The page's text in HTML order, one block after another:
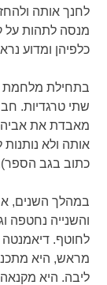
לחנך אותה
מנסה לתהות על
כלפיהן ומדוע
שתי טרגדיות.
מאבדת את אביה
אותה ולא נותנות
כתוב בגב
במהלך השנים,
והשנייה נחטפה
לחוטף. דיאמנטה
מראש, היא
ליבה. היא